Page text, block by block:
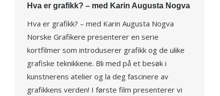
Hva er grafikk? – med Karin Augusta Nogva
Hva er grafikk? – med Karin Augusta Nogva
Norske Grafikere presenterer en serie
kortfilmer som introduserer grafikk og de ulike
grafiske teknikkene. Bli med på et besøk i
kunstnerens atelier og la deg fascinere av
grafikkens verden! I første film presenterer vi